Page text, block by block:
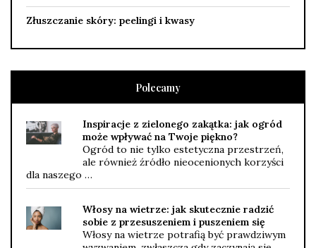
Złuszczanie skóry: peelingi i kwasy
Polecamy
Inspiracje z zielonego zakątka: jak ogród
może wpływać na Twoje piękno?
Ogród to nie tylko estetyczna przestrzeń,
ale również źródło nieocenionych korzyści
dla naszego …
Włosy na wietrze: jak skutecznie radzić
sobie z przesuszeniem i puszeniem się
Włosy na wietrze potrafią być prawdziwym